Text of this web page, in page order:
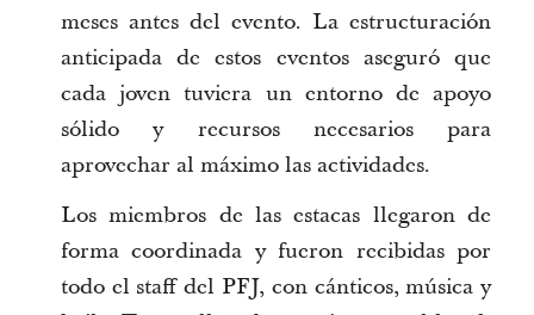
meses antes del evento. La estructuración
anticipada de estos eventos aseguró que
cada joven tuviera un entorno de apoyo
sólido y recursos necesarios para
aprovechar al máximo las actividades.
Los miembros de las estacas llegaron de
forma coordinada y fueron recibidas por
todo el staff del PFJ, con cánticos, música y